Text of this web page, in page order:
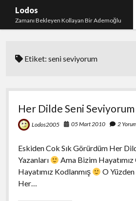
Lodos
Zamanı Bekleyen Kollayan Bir Ademoğlu
test
Etiket:seni seviyorum
Her Dilde Seni Seviyorum
Lodos2005 05 Mart 2010 2
Eskiden Cok Sık Görürdüm Her
Yazanları
Ama Bizim
Hayatımız Kodlanmış
O
Her…